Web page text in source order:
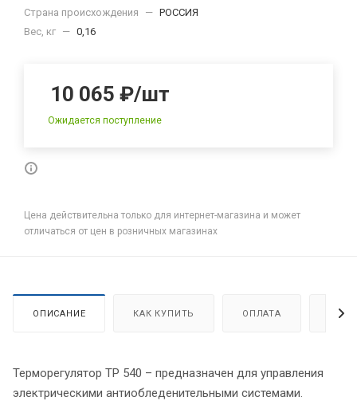
Страна происхождения
— РОССИЯ
Вес, кг — 0,16
10 065 ₽/шт
Ожидается поступление
Цена действительна только для интернет-магазина и может
отличаться от цен в розничных магазинах
ОПИСАНИЕ КАК КУПИТЬ ОПЛАТА
Терморегулятор ТР 540 – предназначен для управления
электрическими антиобледенительными системами.